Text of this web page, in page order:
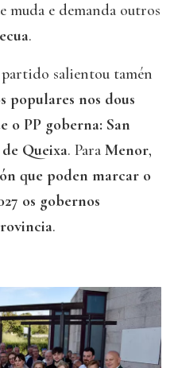
muda e demanda outros
.
salientou tamén
populares nos dous
o PP goberna: San
Queixa. Para Menor,
que poden marcar o
os gobernos
.